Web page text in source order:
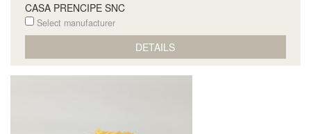
CASA PRENCIPE SNC
Select manufacturer
DETAILS